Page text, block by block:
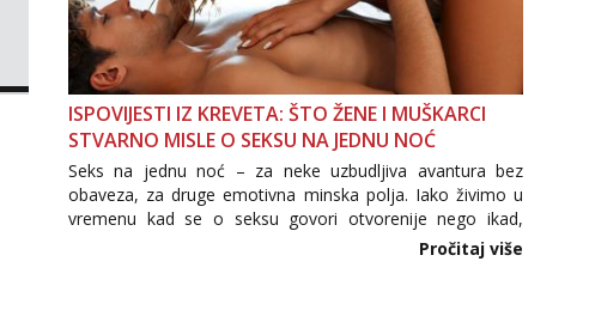
ISPOVIJESTI IZ KREVETA: ŠTO ŽENE I MUŠKARCI
STVARNO MISLE O SEKSU NA JEDNU NOĆ
Seks na jednu noć – za neke uzbudljiva avantura bez
obaveza, za druge emotivna minska polja. Iako živimo u
vremenu kad se o seksu govori otvorenije nego ikad,
tema „jedne noći strasti“ i dalje izaziva burne rasprave. Što
Pročitaj više